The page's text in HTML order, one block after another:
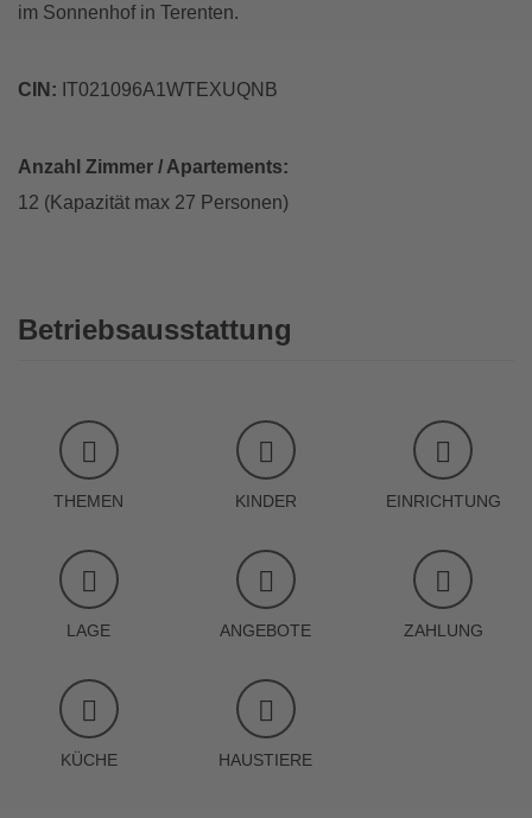
im Sonnenhof in Terenten.
CIN: IT021096A1WTEXUQNB
Anzahl Zimmer / Apartements:
12 (Kapazität max 27 Personen)
Betriebsausstattung
THEMEN KINDER EINRICHTUNG
LAGE ANGEBOTE ZAHLUNG
KÜCHE HAUSTIERE